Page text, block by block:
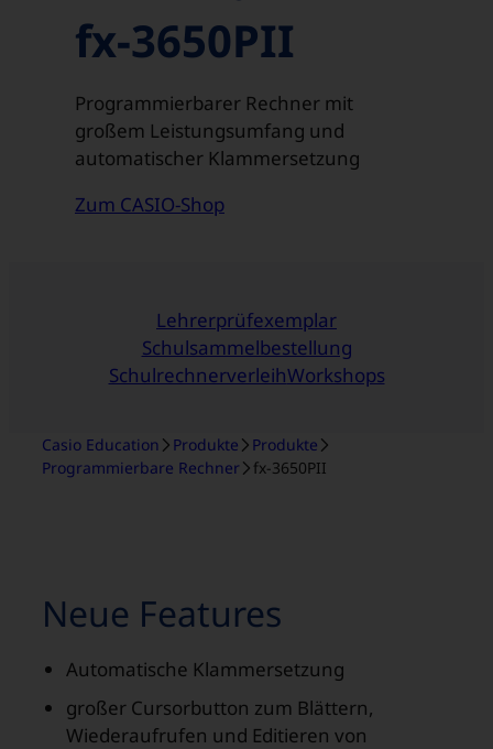
fx-3650PII
Programmierbarer Rechner mit
großem Leistungsumfang und
automatischer Klammersetzung
Zum CASIO-Shop
Lehrerprüfexemplar
Schulsammelbestellung
SchulrechnerverleihWorkshops
Casio Education Produkte
Produkte
Programmierbare Rechner
fx-3650PII
Neue Features
Automatische Klammersetzung
großer Cursorbutton zum Blättern,
Wiederaufrufen und Editieren von